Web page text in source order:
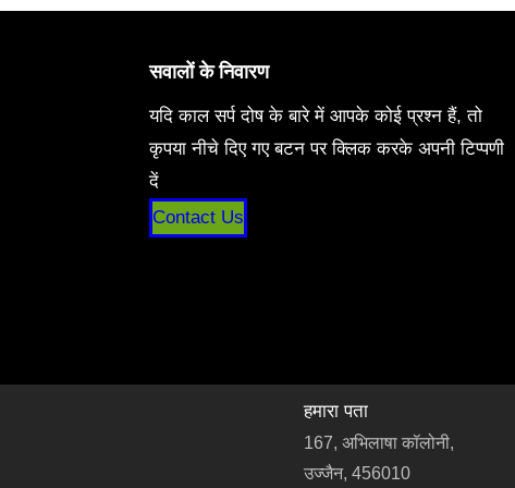
सवालों के निवारण
यदि काल सर्प दोष के बारे में आपके कोई प्रश्न हैं, तो
कृपया नीचे दिए गए बटन पर क्लिक करके अपनी टिप्पणी
दें
Contact Us
हमारा पता
167, अभिलाषा कॉलोनी,
उज्जैन, 456010